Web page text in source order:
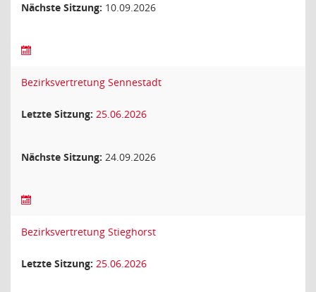
Nächste Sitzung: 10.09.2026
Bezirksvertretung Sennestadt
Letzte Sitzung: 25.06.2026
Nächste Sitzung: 24.09.2026
Bezirksvertretung Stieghorst
Letzte Sitzung: 25.06.2026